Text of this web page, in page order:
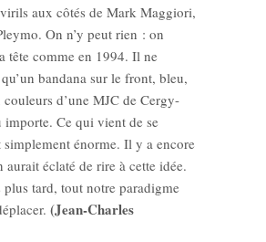
aux côtés de Mark Maggiori,
On n’y peut rien : on
tête comme en 1994. Il ne
bandana sur le front, bleu,
d’une MJC de Cergy-
importe. Ce qui vient de se
énorme. Il y a encore
aurait éclaté de rire à cette idée.
tard, tout notre paradigme
(Jean-Charles